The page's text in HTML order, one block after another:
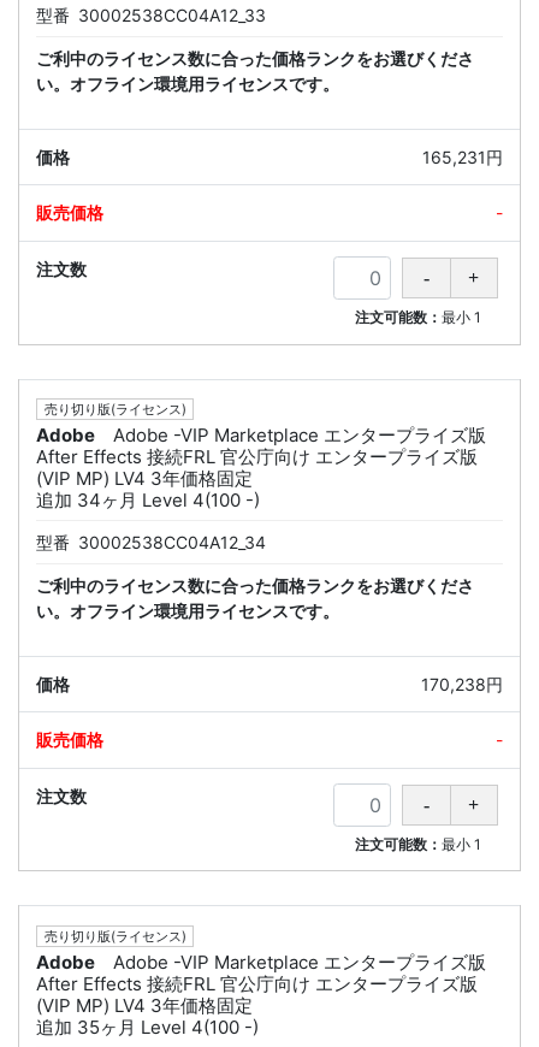
型番 30002538CC04A12_33
ご利中のライセンス数に合った価格ランクをお選びくださ
い。オフライン環境用ライセンスです。
165,231円
-
注文可能数：最小 1
売り切り版(ライセンス)
Adobe
Adobe -VIP Marketplace エンタープライズ版
After Effects 接続FRL 官公庁向け エンタープライズ版
(VIP MP) LV4 3年価格固定
追加 34ヶ月 Level 4(100 -)
型番 30002538CC04A12_34
ご利中のライセンス数に合った価格ランクをお選びくださ
い。オフライン環境用ライセンスです。
170,238円
-
注文可能数：最小 1
売り切り版(ライセンス)
Adobe
Adobe -VIP Marketplace エンタープライズ版
After Effects 接続FRL 官公庁向け エンタープライズ版
(VIP MP) LV4 3年価格固定
追加 35ヶ月 Level 4(100 -)